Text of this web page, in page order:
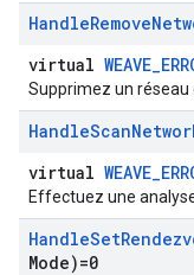
HandleRemove
virtual
Supprimez un réseau
HandleScan
virtual
Effectuez une
HandleSet
Mode)=0